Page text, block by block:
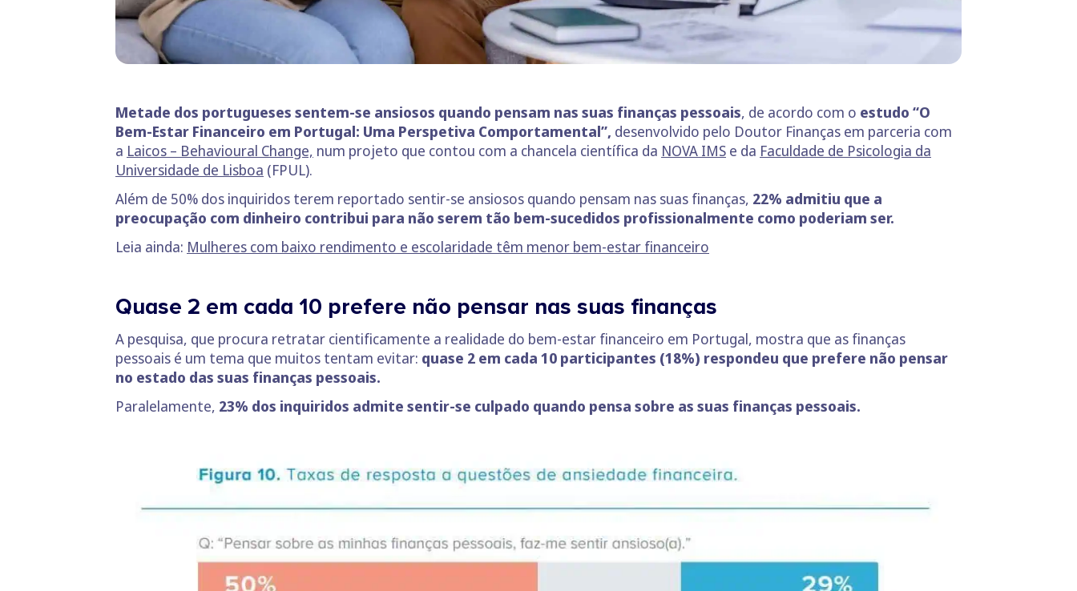
Metade dos portugueses sentem-se ansiosos quando pensam nas suas finanças pessoais, de acordo com o estudo “O
Bem-Estar Financeiro em Portugal: Uma Perspetiva Comportamental”, desenvolvido pelo Doutor Finanças em parceria com
a Laicos – Behavioural Change, num projeto que contou com a chancela científica da NOVA IMS e da Faculdade de Psicologia da
Universidade de Lisboa (FPUL).
Além de 50% dos inquiridos terem reportado sentir-se ansiosos quando pensam nas suas finanças, 22% admitiu que a
preocupação com dinheiro contribui para não serem tão bem-sucedidos profissionalmente como poderiam ser.
Leia ainda: Mulheres com baixo rendimento e escolaridade têm menor bem-estar financeiro
Quase 2 em cada 10 prefere não pensar nas suas finanças
A pesquisa, que procura retratar cientificamente a realidade do bem-estar financeiro em Portugal, mostra que as finanças
pessoais é um tema que muitos tentam evitar: quase 2 em cada 10 participantes (18%) respondeu que prefere não pensar
no estado das suas finanças pessoais.
Paralelamente, 23% dos inquiridos admite sentir-se culpado quando pensa sobre as suas finanças pessoais.